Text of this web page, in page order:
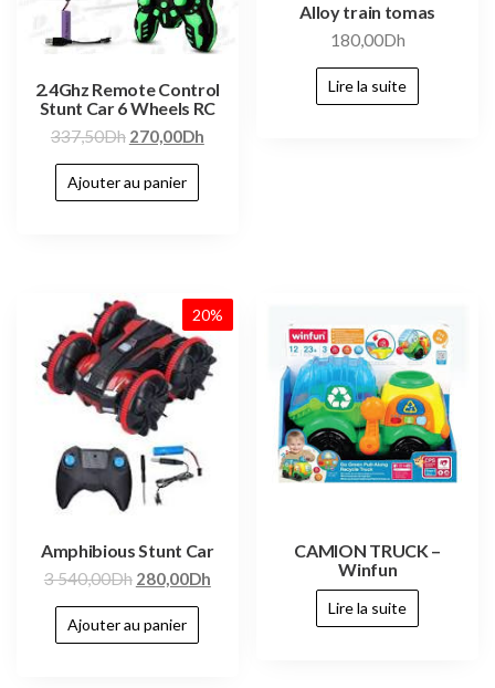
2.4Ghz Remote Control
Stunt Car 6 Wheels RC
337,50Dh 270,00Dh
Ajouter au panier
Alloy train tomas
180,00Dh
Lire la suite
20%
Amphibious Stunt Car
3 540,00Dh 280,00Dh
Ajouter au panier
CAMION TRUCK –
Winfun
Lire la suite